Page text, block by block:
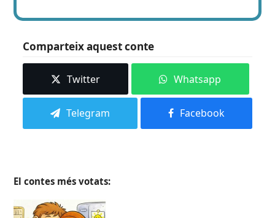
Comparteix aquest conte
Twitter Whatsapp
Telegram Facebook
El contes més votats: